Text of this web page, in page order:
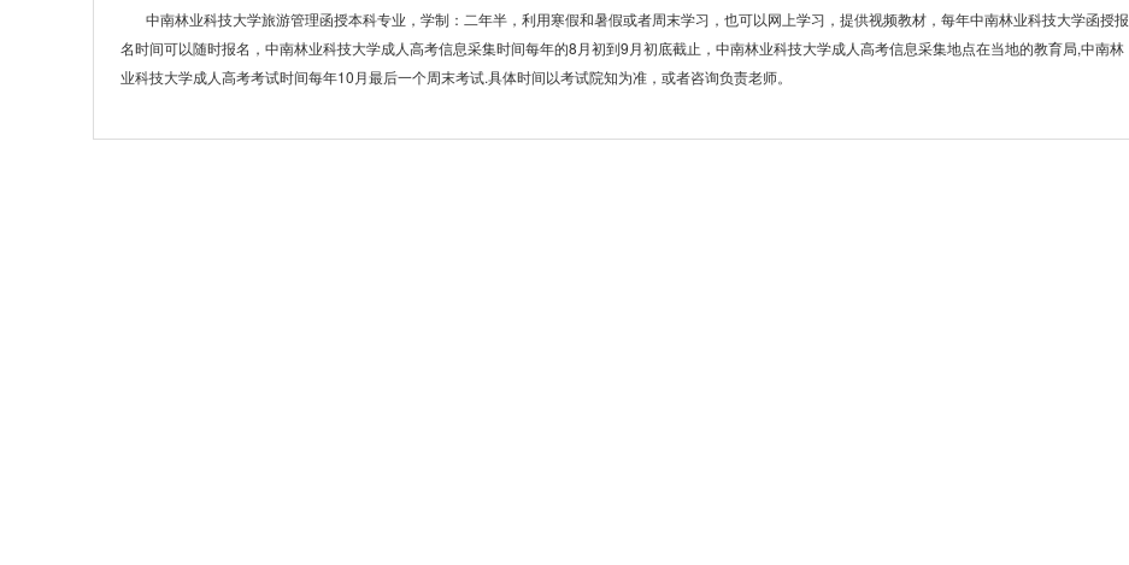
中南林业科技大学旅游管理函授本科专业，学制：二年半，利用寒假和暑假或者周末学习，也可以网上学习，提供视频教材，每年中南林业科技大学函授报
名时间可以随时报名，中南林业科技大学成人高考信息采集时间每年的8月初到9月初底截止，中南林业科技大学成人高考信息采集地点在当地的教育局,中南林
业科技大学成人高考考试时间每年10月最后一个周末考试.具体时间以考试院知为准，或者咨询负责老师。